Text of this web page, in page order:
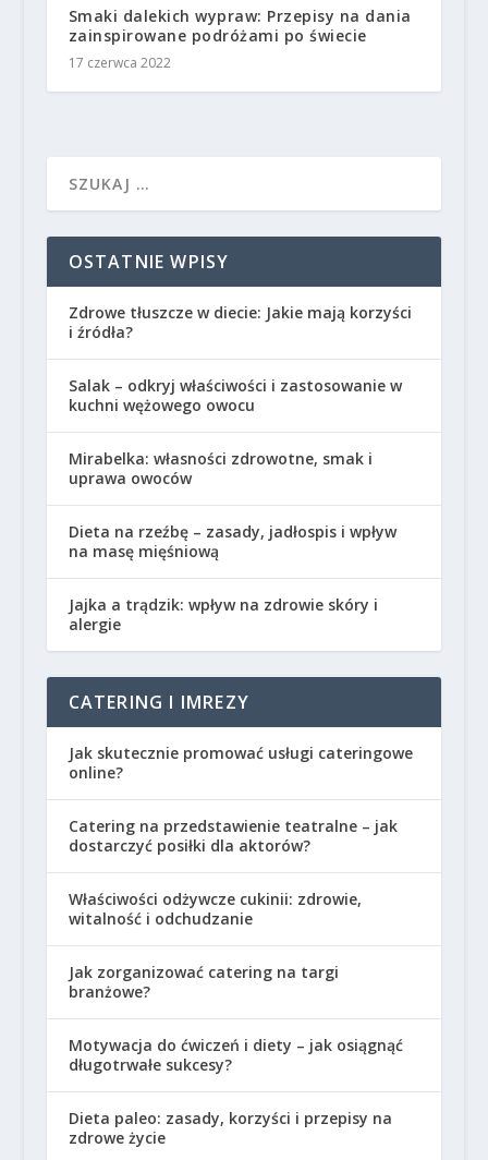
Smaki dalekich wypraw: Przepisy na dania
zainspirowane podróżami po świecie
17 czerwca 2022
OSTATNIE WPISY
Zdrowe tłuszcze w diecie: Jakie mają korzyści
i źródła?
Salak – odkryj właściwości i zastosowanie w
kuchni wężowego owocu
Mirabelka: własności zdrowotne, smak i
uprawa owoców
Dieta na rzeźbę – zasady, jadłospis i wpływ
na masę mięśniową
Jajka a trądzik: wpływ na zdrowie skóry i
alergie
CATERING I IMREZY
Jak skutecznie promować usługi cateringowe
online?
Catering na przedstawienie teatralne – jak
dostarczyć posiłki dla aktorów?
Właściwości odżywcze cukinii: zdrowie,
witalność i odchudzanie
Jak zorganizować catering na targi
branżowe?
Motywacja do ćwiczeń i diety – jak osiągnąć
długotrwałe sukcesy?
Dieta paleo: zasady, korzyści i przepisy na
zdrowe życie